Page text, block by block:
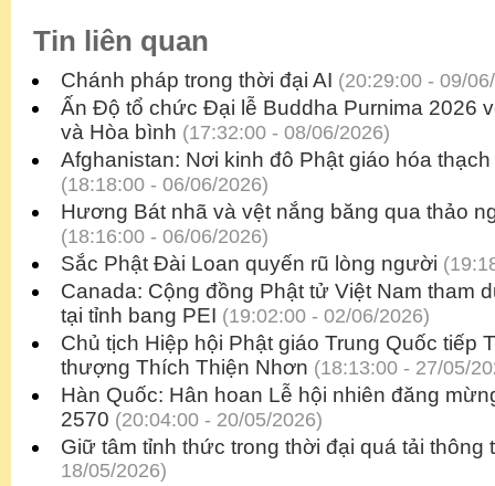
Tin liên quan
Chánh pháp trong thời đại AI (20:29:00 - 09/
Ấn Độ tổ chức Đại lễ Buddha Purnima 2026
và Hòa bình (17:32:00 - 08/06/2026)
Afghanistan: Nơi kinh đô Phật giáo hóa
(18:18:00 - 06/06/2026)
Hương Bát nhã và vệt nắng băng qua thảo
(18:16:00 - 06/06/2026)
Sắc Phật Đài Loan quyến rũ lòng người
Canada: Cộng đồng Phật tử Việt Nam tham
tại tỉnh bang PEI (19:02:00 - 02/06/2026)
Chủ tịch Hiệp hội Phật giáo Trung Quốc tiếp
thượng Thích Thiện Nhơn (18:13:00 - 27/05/
Hàn Quốc: Hân hoan Lễ hội nhiên đăng
2570 (20:04:00 - 20/05/2026)
Giữ tâm tỉnh thức trong thời đại quá tải thông
18/05/2026)